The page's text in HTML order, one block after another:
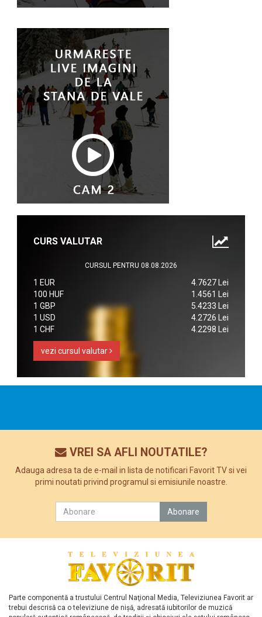
CURS VALUTAR
CURSUL PENTRU 08.08.2026
1 EUR
4.7627 Lei
100 HUF
1.4561 Lei
1 GBP
5.4233 Lei
1 USD
4.2726 Lei
1 CHF
4.2298 Lei
vezi cursul valutar
VREI SA AFLI NOUTATILE?
Adauga adresa ta de e-mail in lista de notificari Favorit TV si vei
primi noutati privind programul si emisiunile noastre.
Parte componentă a trustului Centrul Naţional Media, Televiziunea Favorit ar
trebui descrisă ca o televiziune de nişă, adresată iubitorilor de muzică